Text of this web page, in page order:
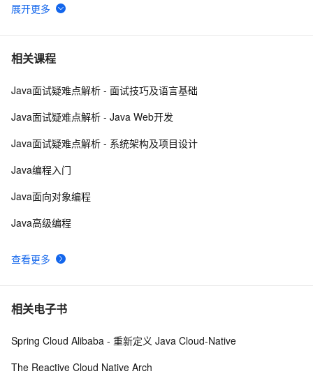
6 营销活动送红包接入说明（Java版）
7 2. Java中的垃圾收集 - GC参考手册
8 poj-1503-java大数相加
10java 中的多线程   内部类实现 数据共享 和 Runnable实
相关课程
查看更多
Java面试疑难点解析 - 面试技巧及语言基础
Java面试疑难点解析 - Java Web开发
Java面试疑难点解析 - 系统架构及项目设计
Java编程入门
Java面向对象编程
Java高级编程
相关电子书
Spring Cloud Alibaba - 重新定义 Java Cloud-Native
The Reactive Cloud Native Arch